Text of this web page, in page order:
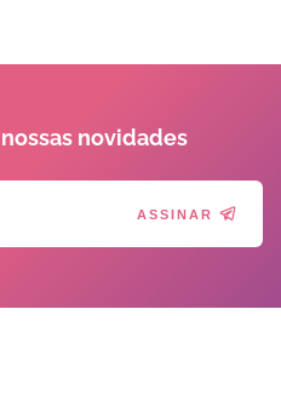
nossas novidades
ASSINAR